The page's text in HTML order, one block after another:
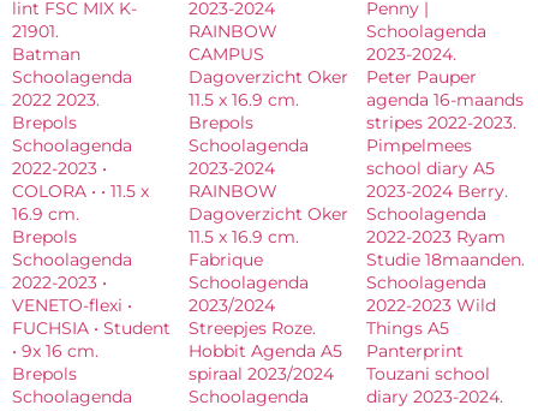
lint FSC MIX K-
21901.
Batman
Schoolagenda
2022 2023.
Brepols
Schoolagenda
2022-2023 •
COLORA • • 11.5 x
16.9 cm.
Brepols
Schoolagenda
2022-2023 •
VENETO-flexi •
FUCHSIA • Student
• 9x 16 cm.
Brepols
Schoolagenda
2023-2024
RAINBOW
CAMPUS
Dagoverzicht Oker
11.5 x 16.9 cm.
Brepols
Schoolagenda
2023-2024
RAINBOW
Dagoverzicht Oker
11.5 x 16.9 cm.
Fabrique
Schoolagenda
2023/2024
Streepjes Roze.
Hobbit Agenda A5
spiraal 2023/2024
Schoolagenda
Penny |
Schoolagenda
2023-2024.
Peter Pauper
agenda 16-maands
stripes 2022-2023.
Pimpelmees
school diary A5
2023-2024 Berry.
Schoolagenda
2022-2023 Ryam
Studie 18maanden.
Schoolagenda
2022-2023 Wild
Things A5
Panterprint
Touzani school
diary 2023-2024.